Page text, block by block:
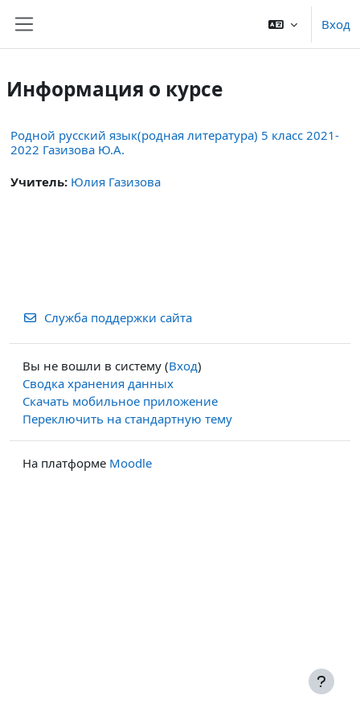
Вход
Информация о курсе
Родной русский язык(родная литература) 5 класс 2021-
2022 Газизова Ю.А.
Учитель: Юлия Газизова
Служба поддержки сайта
Вы не вошли в систему (Вход)
Сводка хранения данных
Скачать мобильное приложение
Переключить на стандартную тему
На платформе Moodle